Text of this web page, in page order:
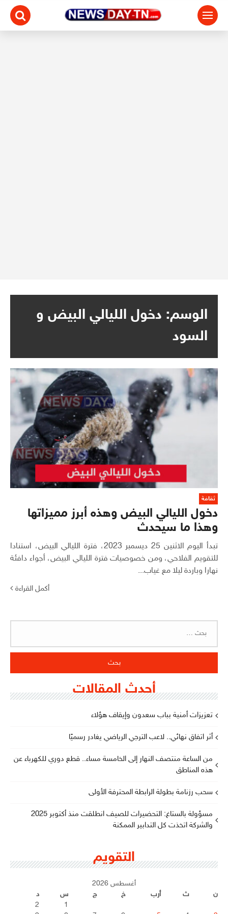
الوسم: دخول الليالي البيض و
السود
ثقافة
دخول الليالي البيض وهذه أبرز مميزاتها
وهذا ما سيحدث
تبدأ اليوم الاثنين 25 ديسمبر 2023، فترة الليالي البيض، استنادا
للتقويم الفلاحي، ومن خصوصيات فترة الليالي البيض، أجواء دافئة
نهارا وباردة ليلا مع غياب...
أكمل القراءة
أحدث المقالات
تعزيزات أمنية بباب سعدون وإيقاف هؤلاء
أثر اتفاق نهائي.. لاعب الترجي الرياضي يغادر رسميًا
من الساعة منتصف النهار إلى الخامسة مساء.. قطع دوري للكهرباء عن
هذه المناطق
سحب رزنامة بطولة الرابطة المحترفة الأولى
مسؤولة بالستاغ: التحضيرات للصيف انطلقت منذ أكتوبر 2025
والشركة اتخذت كل التدابير الممكنة
التقويم
أغسطس 2026
ن
ث أرب خ ج س
د
1
2